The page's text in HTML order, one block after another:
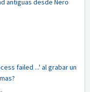
failed ...' al grabar un